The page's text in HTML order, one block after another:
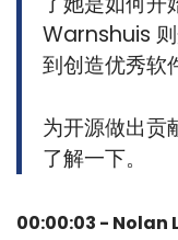
Warnshuis 则
到创造优秀软
为开源做出贡
了解一下。
00:00:03 - Nolan